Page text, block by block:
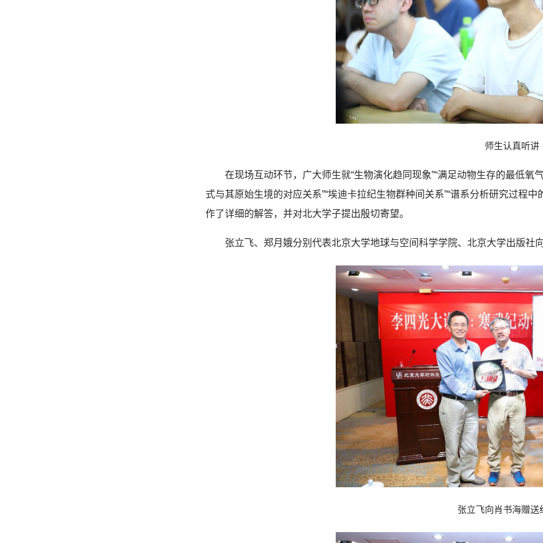
师生认真听讲
在现场互动环节，广大师生就“生物演化趋同现象”“满足动物生存的最低氧
式与其原始生境的对应关系”“埃迪卡拉纪生物群种间关系”“谱系分析研究过程
作了详细的解答，并对北大学子提出殷切寄望。
张立飞、郑月娥分别代表北京大学地球与空间科学学院、北京大学出版社
张立飞向肖书海赠送